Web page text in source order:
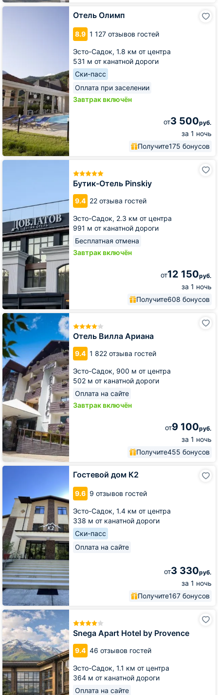
Отель Олимп
8.9 1 127 отзывов гостей
Эсто-Садок, 1.8 км от центра
531 м от канатной дороги
Ски-пасс
Оплата при заселении
Завтрак включён
от3 500руб.
за 1 ночь
Получите175 бонусов
Отель
Бутик-Отель Pinskiy
9.4 22 отзыва гостей
Эсто-Садок, 2.3 км от центра
991 м от канатной дороги
Бесплатная отмена
Завтрак включён
от12 150руб.
за 1 ночь
Получите608 бонусов
Бутик-
Отель Вилла Ариана
9.4 1 822 отзыва гостей
Эсто-Садок, 900 м от центра
502 м от канатной дороги
Оплата на сайте
Завтрак включён
от9 100руб.
за 1 ночь
Получите455 бонусов
Отель
Вилла
Ариана
Гостевой дом К2
9.6 9 отзывов гостей
Эсто-Садок, 1.4 км от центра
338 м от канатной дороги
Ски-пасс
Оплата на сайте
от3 330руб.
за 1 ночь
Получите167 бонусов
Гостевой
Snega Apart Hotel by Provence
9.4 46 отзывов гостей
Эсто-Садок, 1.1 км от центра
364 м от канатной дороги
Оплата на сайте
Snega
Hotel
by
Provence